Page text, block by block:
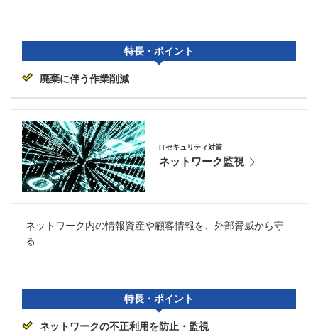
特長・ポイント
廃棄に伴う作業削減
ITセキュリティ対策
ネットワーク監視
ネットワーク内の情報資産や顧客情報を、外部脅威から守
る
特長・ポイント
ネットワークの不正利用を防止・監視